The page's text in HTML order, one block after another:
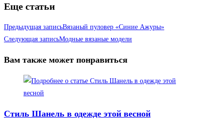
Еще статьи
Предыдущая записьВязаный пуловер «Синие Ажуры»
Следующая записьМодные вязаные модели
Вам также может понравиться
Стиль Шанель в одежде этой весной